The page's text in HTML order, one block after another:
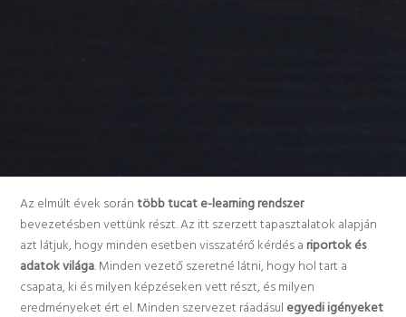
Az elmúlt évek sorántöbb tucat e-learning rendszer
bevezetésben vettünk részt. Az itt szerzett tapasztalatok alapján
azt látjuk, hogy minden esetben visszatérő kérdés ariportok és
adatok világa. Minden vezető szeretné látni, hogy hol tart a
csapata, ki és milyen képzéseken vett részt, és milyen
eredményeket ért el. Minden szervezet ráadásul egyedi igényeket